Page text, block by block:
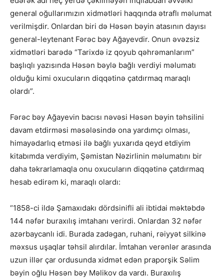
general oğullarımızın xidmətləri haqqında ətraflı məlumat
verilmişdir. Onlardan biri də Həsən bəyin atasının dayısı
general-leytenant Fərəc bəy Ağayevdir. Onun əvəzsiz
xidmətləri barədə “Tarixdə iz qoyub qəhrəmanlarım”
başlıqlı yazısında Həsən bəylə bağlı verdiyi məlumatı
olduğu kimi oxucuların diqqətinə çatdırmaq maraqlı
olardı”.
Fərəc bəy Ağayevin bacısı nəvəsi Həsən bəyin təhsilini
davam etdirməsi məsələsində ona yardımçı olması,
himayədarlıq etməsi ilə bağlı yuxarıda qeyd etdiyim
kitabımda verdiyim, Şəmistan Nəzirlinin məlumatını bir
daha təkrarlamaqla onu oxucuların diqqətinə çatdırmaq
hesab edirəm ki, maraqlı olardı:
“1858-ci ildə Şamaxıdakı dördsinifli ali ibtidai məktəbdə
144 nəfər buraxılış imtahanı verirdi. Onlardan 32 nəfər
azərbaycanlı idi. Burada zadəgan, ruhani, rəiyyət silkinə
məxsus uşaqlar təhsil alırdılar. İmtahan verənlər arasında
uzun illər çar ordusunda xidmət edən praporşik Səlim
bəyin oğlu Həsən bəy Məlikov da vardı. Buraxılış